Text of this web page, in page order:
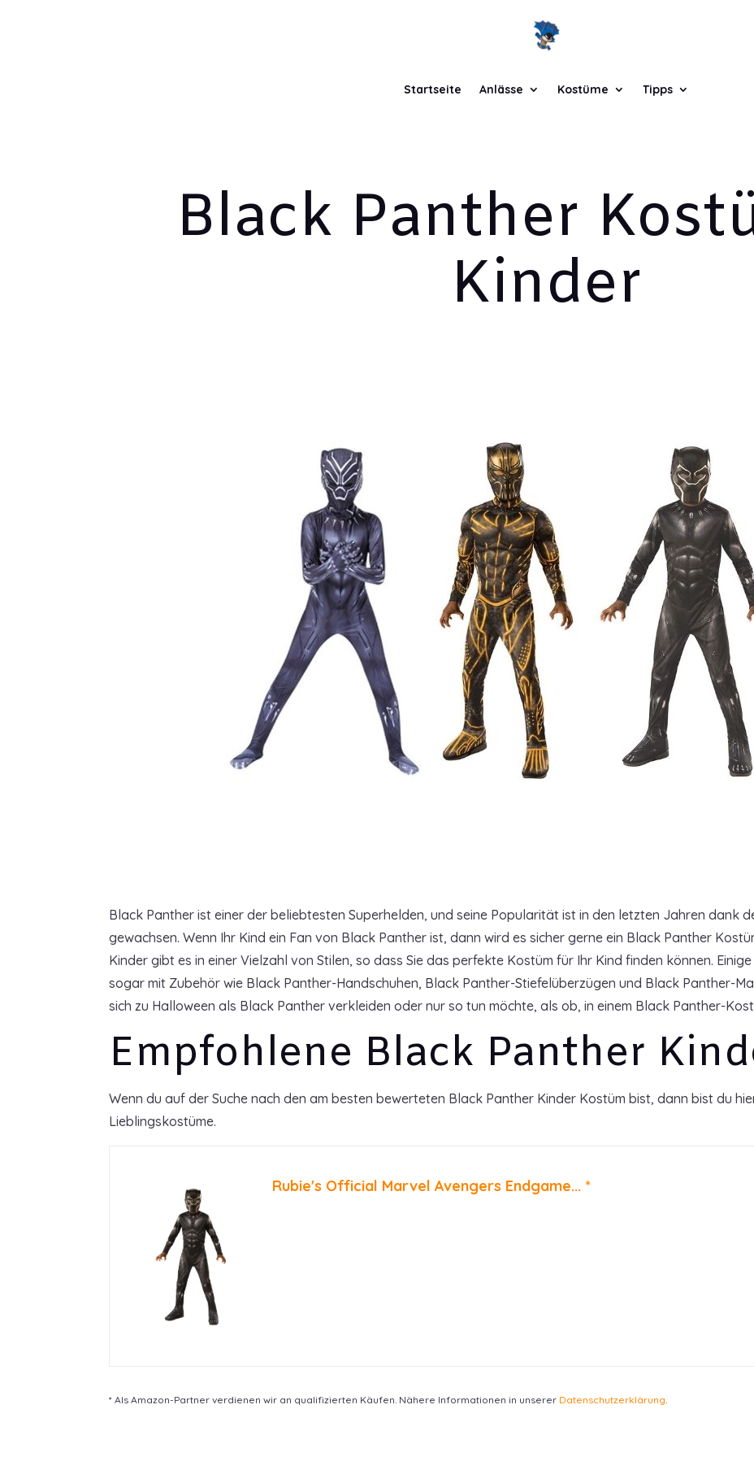
Startseite Anlässe Kostüme Tipps
Black Panther
Kinder
Black Panther ist einer der beliebtesten Superhelden, und seine Popularität ist in den letzten Jahren dank
gewachsen. Wenn Ihr Kind ein Fan von Black Panther ist, dann wird es sicher gerne ein Black Panther
Kinder gibt es in einer Vielzahl von Stilen, so dass Sie das perfekte Kostüm für Ihr Kind finden können.
sogar mit Zubehör wie Black Panther-Handschuhen, Black Panther-Stiefelüberzügen und Black Panther-
sich zu Halloween als Black Panther verkleiden oder nur so tun möchte, als ob, in einem Black Panther-
Empfohlene Black Panther
Wenn du auf der Suche nach den am besten bewerteten Black Panther Kinder Kostüm bist, dann bist du
Lieblingskostüme.
Rubie's Official Marvel Avengers Endgame... *
* Als Amazon-Partner verdienen wir an qualifizierten Käufen. Nähere Informationen in unserer Datenschutzerklärung